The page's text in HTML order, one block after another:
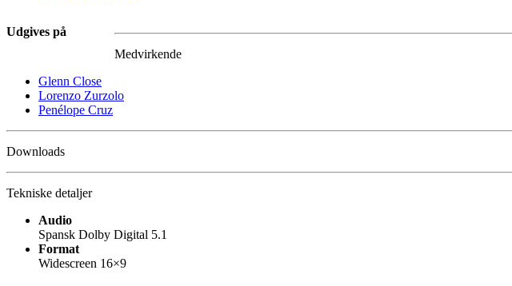
Udgives på
Medvirkende
Glenn Close
Lorenzo Zurzolo
Penélope Cruz
Downloads
Tekniske detaljer
Audio
Spansk Dolby Digital 5.1
Format
Widescreen 16×9